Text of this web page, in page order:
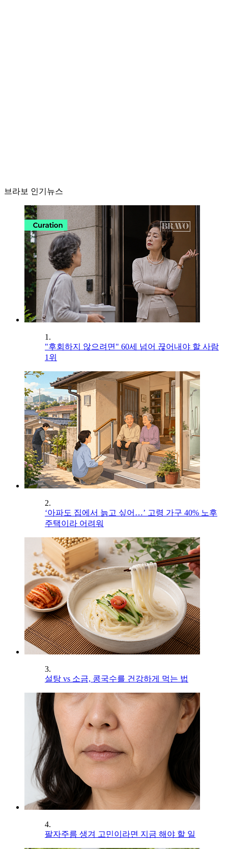
브라보 인기뉴스
1.
"후회하지 않으려면" 60세 넘어 끊어내야 할 사람
1위
2.
‘아파도 집에서 늙고 싶어…’ 고령 가구 40% 노후
주택이라 어려워
3.
설탕 vs 소금, 콩국수를 건강하게 먹는 법
4.
팔자주름 생겨 고민이라면 지금 해야 할 일